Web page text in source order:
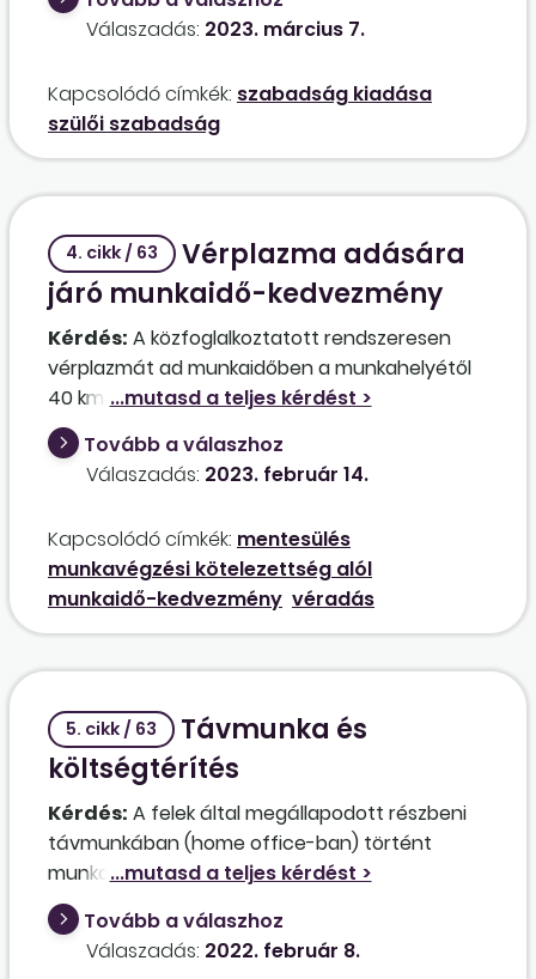
korábban közöljük? Lehetséges-e, hogy egy
munkahét kezdete 6 óra, a másik héten viszont
22 óra?
megfelelő, meghatározhatja-e a munkavállaló
számára előre azokat a feltételeket, amelyek
elhalasztani?
Válaszadás: 2023. március 7.
Kapcsolódó címkék: szabadság kiadása
szülői szabadság
4. cikk / 63
Vérplazma adására
járó munkaidő-kedvezmény
Kérdés: A közfoglalkoztatott rendszeresen
vérplazmát ad munkaidőben a munkahelyétől
40 km távolságra lévő vérplazmacentrumban.
A plazmaadásról igazolást csatol be. Ez az Mt.
55. §-a (1) bekezdésének d) pontban
meghatározott véradásnak minősül-e, illetve
teljes munkanap igazolható-e ebben az
esetben, vagy csak a minimális 4 óra
időtartam?
Tovább a válaszhoz
Válaszadás: 2023. február 14.
Kapcsolódó címkék: mentesülés
munkavégzési kötelezettség alól
munkaidő-kedvezmény véradás
5. cikk / 63
Távmunka és
költségtérítés
Kérdés: A felek által megállapodott részbeni
távmunkában (home office-ban) történt
munkavégzés esetén lehetősége vagy
kötelezettsége a munkáltatónak a
munkavégzéssel kapcsolatban felmerült
költségeket (pl. internet stb.) megtéríteni?
Tovább a válaszhoz
Válaszadás: 2022. február 8.